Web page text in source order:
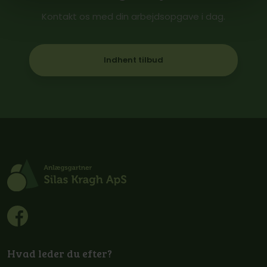
Kontakt os med din arbejdsopgave i dag.
Indhent tilbud
Hvad leder du efter?